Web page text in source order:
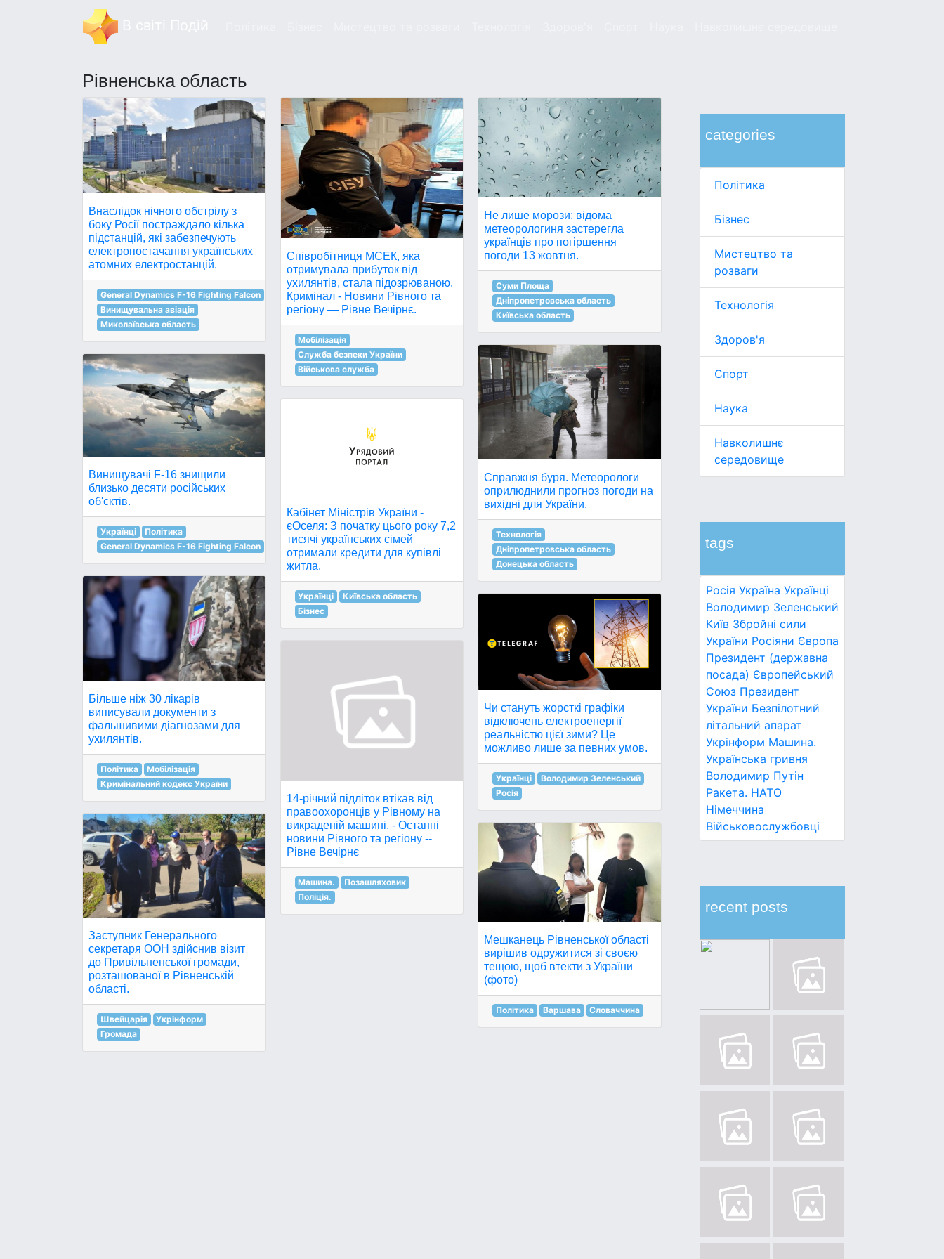
Рівненська область
categories
Політика
Бізнес
Мистецтво та
розваги
Технологія
Здоров'я
Спорт
Наука
Навколишнє
середовище
tags
Росія Україна Українці
Володимир Зеленський
Київ Збройні сили
України Росіяни Європа
Президент (державна
посада) Європейський
Союз Президент
України Безпілотний
літальний апарат
Укрінформ Машина.
Українська гривня
Володимир Путін
Ракета. НАТО
Німеччина
Військовослужбовці
recent posts
Внаслідок нічного обстрілу з
боку Росії постраждало кілька
підстанцій, які забезпечують
електропостачання українських
атомних електростанцій.
General Dynamics F-16 Fighting Falcon
Винищувальна авіація
Миколаївська область
Винищувачі F-16 знищили
близько десяти російських
об'єктів.
Українці
Політика
General Dynamics F-16 Fighting Falcon
Більше ніж 30 лікарів
виписували документи з
фальшивими діагнозами для
ухилянтів.
Політика
Мобілізація
Кримінальний кодекс України
Заступник Генерального
секретаря ООН здійснив візит
до Привільненської громади,
розташованої в Рівненській
області.
Швейцарія
Укрінформ
Громада
Співробітниця МСЕК, яка
отримувала прибуток від
ухилянтів, стала підозрюваною.
Кримінал - Новини Рівного та
регіону — Рівне Вечірнє.
Мобілізація
Служба безпеки України
Військова служба
Кабінет Міністрів України -
єОселя: З початку цього року 7,2
тисячі українських сімей
отримали кредити для купівлі
житла.
Українці
Київська область
Бізнес
14-річний підліток втікав від
правоохоронців у Рівному на
викраденій машині. - Останні
новини Рівного та регіону --
Рівне Вечірнє
Машина.
Позашляховик
Поліція.
Не лише морози: відома
метеорологиня застерегла
українців про погіршення
погоди 13 жовтня.
Суми Площа
Дніпропетровська область
Київська область
Справжня буря. Метеорологи
оприлюднили прогноз погоди на
вихідні для України.
Технологія
Дніпропетровська область
Донецька область
Чи стануть жорсткі графіки
відключень електроенергії
реальністю цієї зими? Це
можливо лише за певних умов.
Українці
Володимир Зеленський
Росія
Мешканець Рівненської області
вирішив одружитися зі своєю
тещою, щоб втекти з України
(фото)
Політика Варшава Словаччина